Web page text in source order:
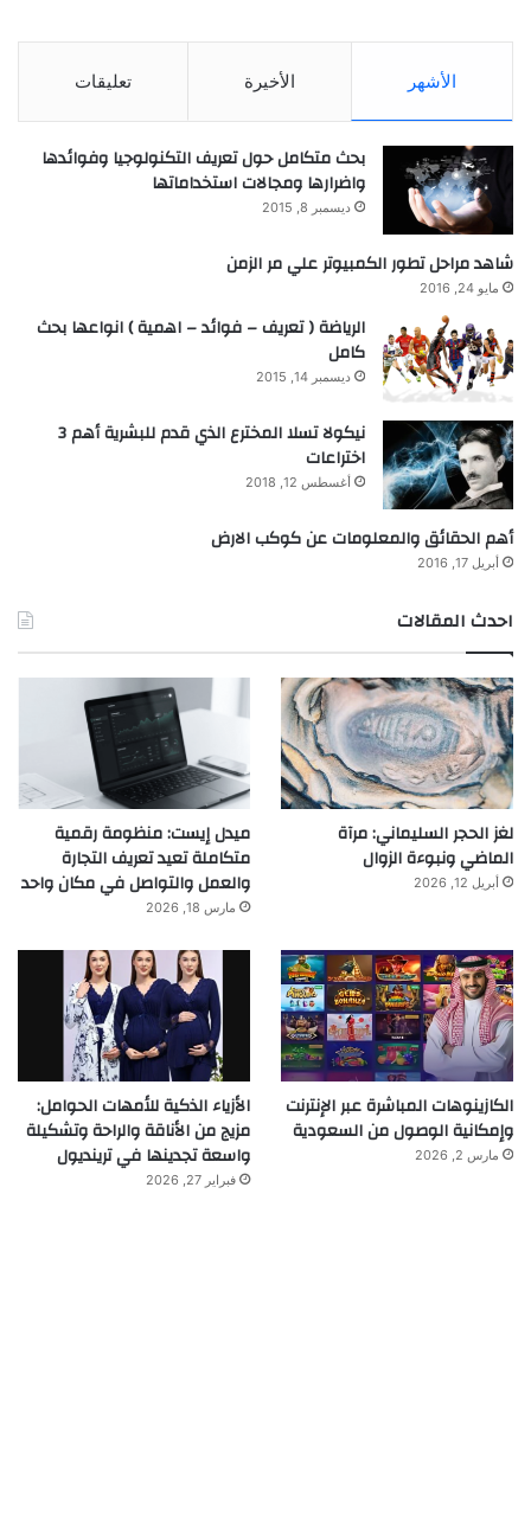
الأشهر الأخيرة تعليقات
بحث متكامل حول تعريف التكنولوجيا وفوائدها
واضرارها ومجالات استخداماتها
ديسمبر 8, 2015
شاهد مراحل تطور الكمبيوتر علي مر الزمن
مايو 24, 2016
الرياضة ( تعريف – فوائد – اهمية ) انواعها بحث
كامل
ديسمبر 14, 2015
نيكولا تسلا المخترع الذي قدم للبشرية أهم 3
اختراعات
أغسطس 12, 2018
أهم الحقائق والمعلومات عن كوكب الارض
أبريل 17, 2016
احدث المقالات
لغز الحجر السليماني: مرآة
الماضي ونبوءة الزوال
أبريل 12, 2026
ميدل إيست: منظومة رقمية
متكاملة تعيد تعريف التجارة
والعمل والتواصل في مكان واحد
مارس 18, 2026
الكازينوهات المباشرة عبر الإنترنت
وإمكانية الوصول من السعودية
مارس 2, 2026
الأزياء الذكية للأمهات الحوامل:
مزيج من الأناقة والراحة وتشكيلة
واسعة تجدينها في ترينديول
فبراير 27, 2026